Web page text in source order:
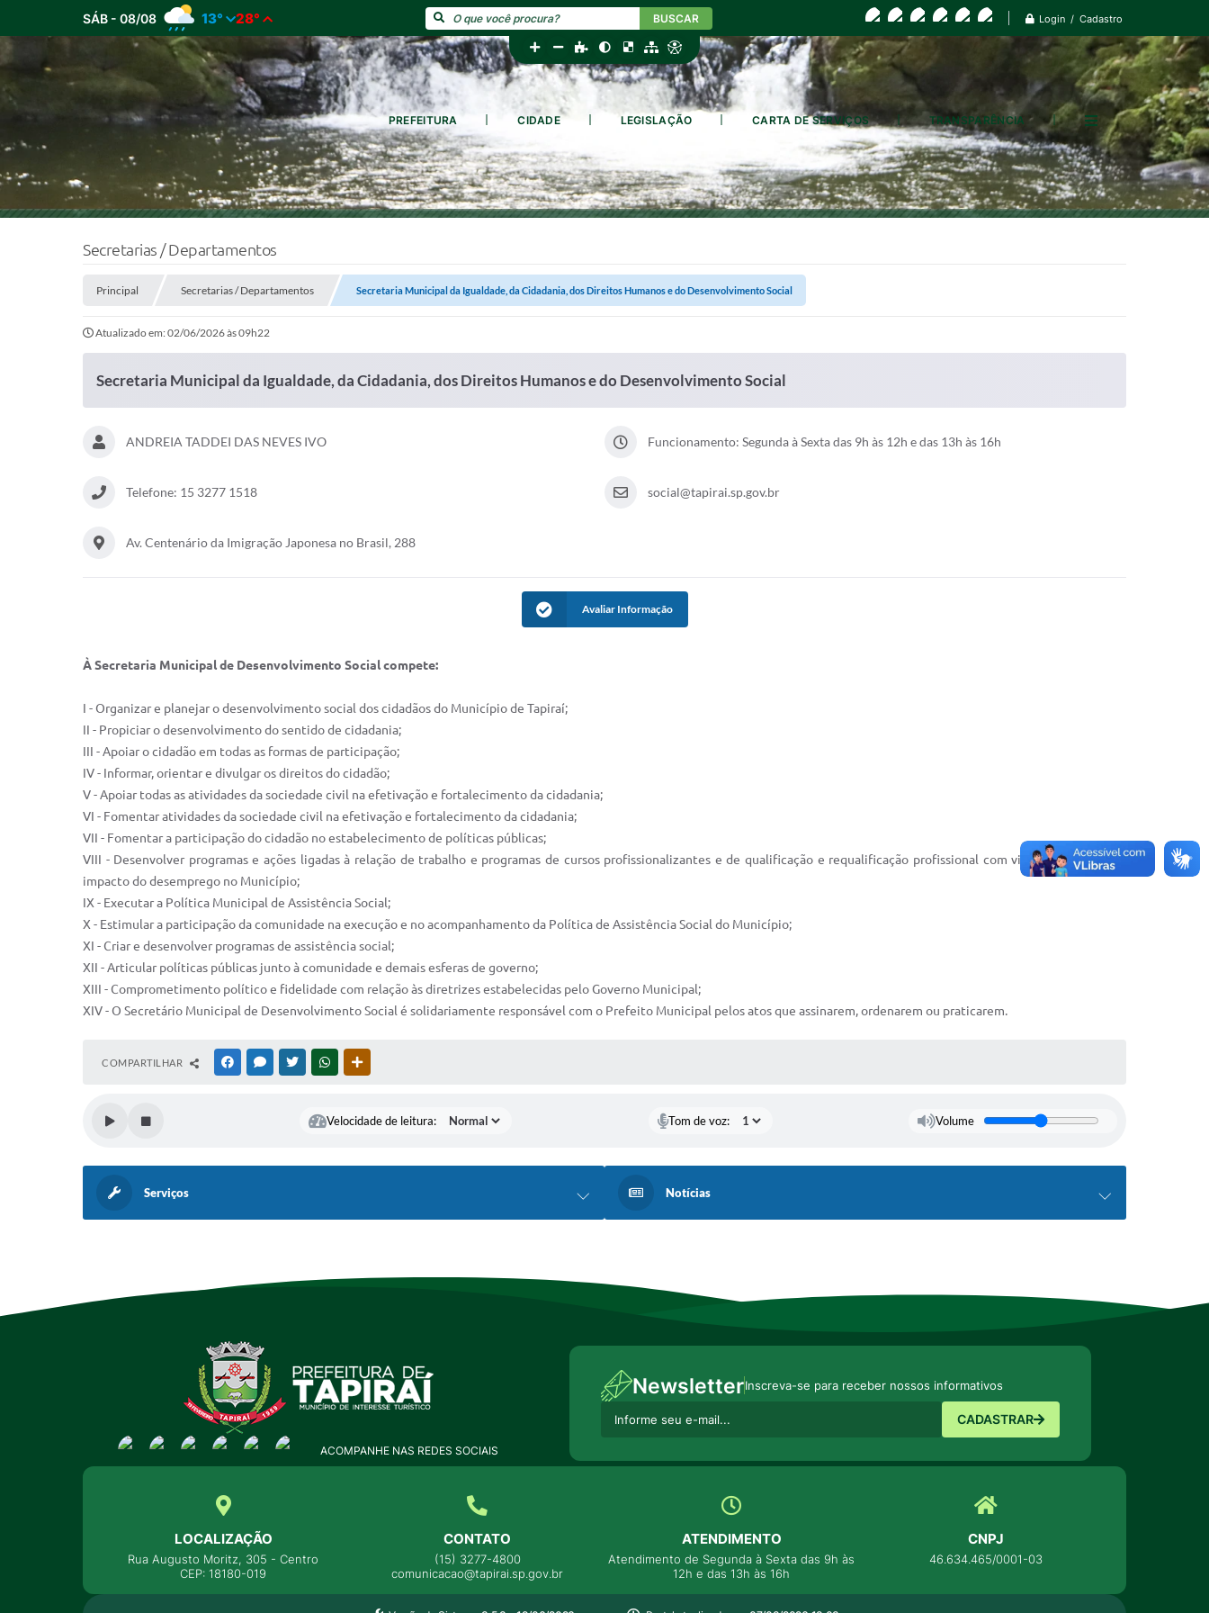
Login / Cadastro
SÁB - 08/08 13° 28° BUSCAR
PREFEITURA CIDADE LEGISLAÇÃO CARTA DE SERVIÇOS TRANSPARÊNCIA
Secretarias / Departamentos
Principal Secretarias / Departamentos Secretaria Municipal da Igualdade, da Cidadania, dos Direitos Humanos e do Desenvolvimento Social
Atualizado em: 02/06/2026 às 09h22
Secretaria Municipal da Igualdade, da Cidadania, dos Direitos Humanos e do Desenvolvimento Social
ANDREIA TADDEI DAS NEVES IVO Funcionamento: Segunda à Sexta das 9h às 12h e das 13h às 16h
Telefone: 15 3277 1518 social@tapirai.sp.gov.br
Av. Centenário da Imigração Japonesa no Brasil, 288
Avaliar Informação
À Secretaria Municipal de Desenvolvimento Social compete:
I - Organizar e planejar o desenvolvimento social dos cidadãos do Município de Tapiraí;
II - Propiciar o desenvolvimento do sentido de cidadania;
III - Apoiar o cidadão em todas as formas de participação;
IV - Informar, orientar e divulgar os direitos do cidadão;
V - Apoiar todas as atividades da sociedade civil na efetivação e fortalecimento da cidadania;
VI - Fomentar atividades da sociedade civil na efetivação e fortalecimento da cidadania;
VII - Fomentar a participação do cidadão no estabelecimento de políticas públicas;
VIII - Desenvolver programas e ações ligadas à relação de trabalho e programas de cursos profissionalizantes e de qualificação e requalificação profissional com vistas a minimizar o
impacto do desemprego no Município;
IX - Executar a Política Municipal de Assistência Social;
X - Estimular a participação da comunidade na execução e no acompanhamento da Política de Assistência Social do Município;
XI - Criar e desenvolver programas de assistência social;
XII - Articular políticas públicas junto à comunidade e demais esferas de governo;
XIII - Comprometimento político e fidelidade com relação às diretrizes estabelecidas pelo Governo Municipal;
XIV - O Secretário Municipal de Desenvolvimento Social é solidariamente responsável com o Prefeito Municipal pelos atos que assinarem, ordenarem ou praticarem.
COMPARTILHAR FACEBOOKMESSENGER
TWITTERWHATSAPP
Velocidade de leitura: Tom de voz: Volume
Serviços Notícias
ACOMPANHE NAS REDES SOCIAIS
NewsletterInscreva-se para receber nossos informativos
CADASTRAR
LOCALIZAÇÃO
Rua Augusto Moritz, 305 - Centro
CEP: 18180-019
CONTATO
(15) 3277-4800
comunicacao@tapirai.sp.gov.br
ATENDIMENTO
Atendimento de Segunda à Sexta das 9h às
12h e das 13h às 16h
CNPJ
46.634.465/0001-03